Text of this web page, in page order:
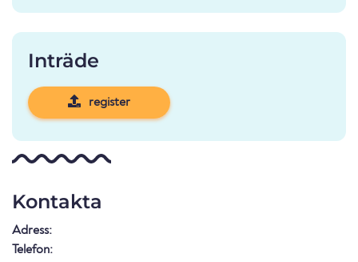
Inträde
register
Kontakta
Adress:
Telefon: